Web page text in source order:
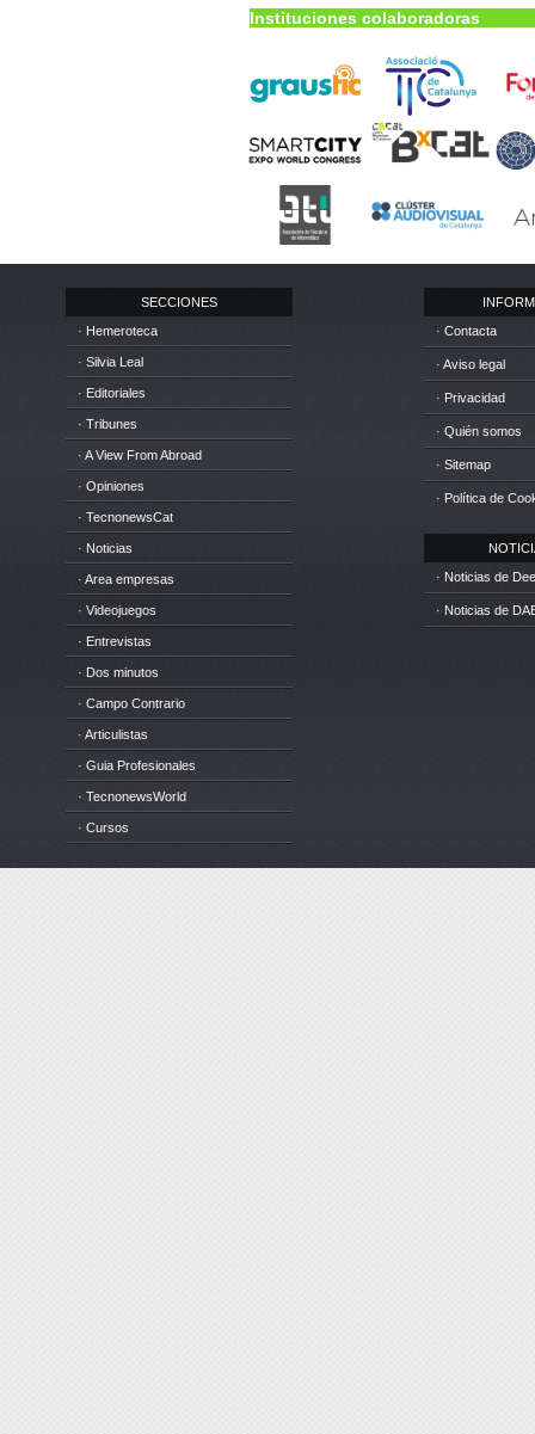
Instituciones colaboradoras
SECCIONES
· Hemeroteca
· Silvia Leal
· Editoriales
· Tribunes
· A View From Abroad
· Opiniones
· TecnonewsCat
· Noticias
· Area empresas
· Videojuegos
· Entrevistas
· Dos minutos
· Campo Contrario
· Articulistas
· Guia Profesionales
· TecnonewsWorld
· Cursos
· Contacta
· Aviso legal
· Privacidad
· Quién somos
· Sitemap
· Política de
· Noticias de
· Noticias de